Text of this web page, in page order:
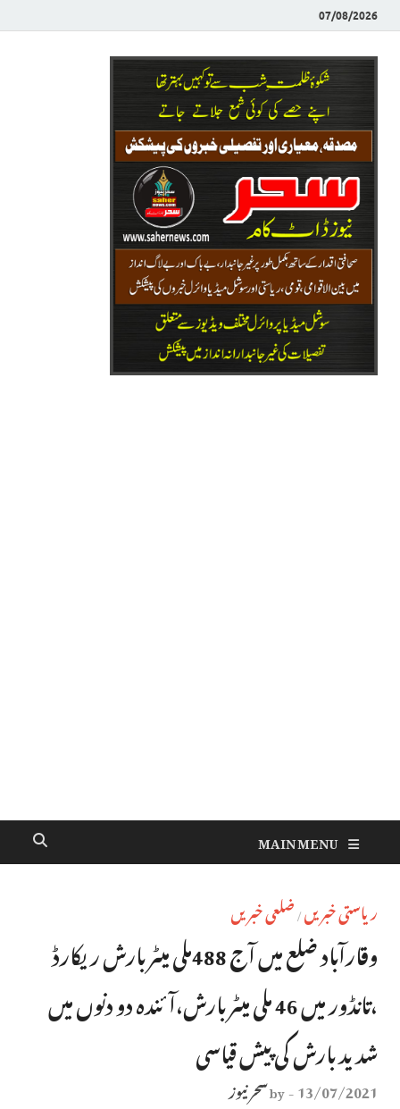
07/08/2026
MAIN MENU
ریاستی خبریں / ضلعی خبریں
وقارآباد ضلع میں آج 488ملی میٹر بارش ریکارڈ
،تانڈور میں 46 ملی میٹر بارش،آئندہ دو دنوں میں
شدید بارش کی پیش قیاسی
13/07/2021
-
byسحر نیوز